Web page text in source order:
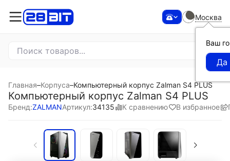
Москва
Ваш
Главная–Корпуса–Компьютерный корпус Zalman S4 PLUS
Компьютерный корпус Zalman S4 PLUS
Бренд:ZALMANАртикул:34135 К сравнению В избранное